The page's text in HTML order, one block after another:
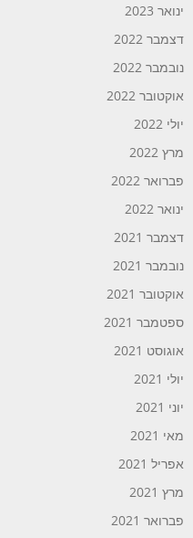
ינואר 2023
דצמבר 2022
נובמבר 2022
אוקטובר 2022
יולי 2022
מרץ 2022
פברואר 2022
ינואר 2022
דצמבר 2021
נובמבר 2021
אוקטובר 2021
ספטמבר 2021
אוגוסט 2021
יולי 2021
יוני 2021
מאי 2021
אפריל 2021
מרץ 2021
פברואר 2021